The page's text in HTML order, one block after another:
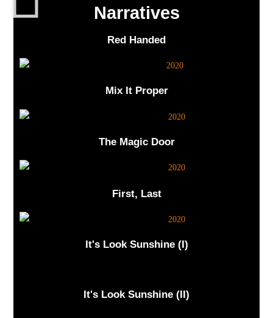
Narratives
Red Handed
Mix It Proper
The Magic Door
First, Last
It's Look Sunshine (I)
It's Look Sunshine (II)